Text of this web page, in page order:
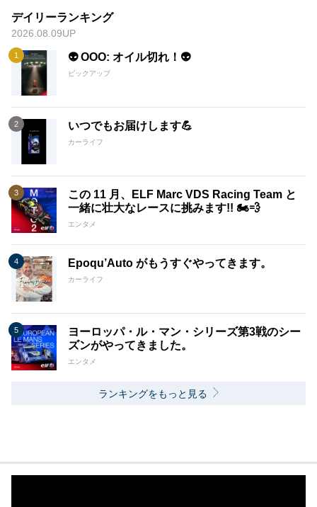
デイリーランキング
2026.08.09UP
👽 OOO: オイル切れ！👽
ピックアップ
いつでもお届けします💪
カーライフ
この 11 月、ELF Marc VDS Racing Team と
一緒に壮大なレースに挑みます!! 🏍️💨
エンタメ
Epoqu’Auto がもうすぐやってきます。
カーライフ
ヨーロッパ・ル・マン・シリーズ第3戦のシー
ズンがやってきました。
エンタメ
ランキングをもっと見る